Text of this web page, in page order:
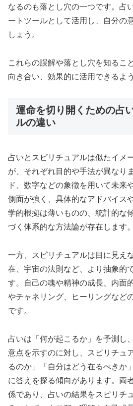
なるのも落とし穴の一つです。占
ートツールとして活用し、自分の
しょう。
これらの誤解や落とし穴を知るこ
向き合い、効果的に活用できるよ
運命を切り開くための占
ルの違い
占いとスピリチュアルは似たイメ
が、それぞれ目的や手法が異なり
ド、数字などの象徴を用いて未来
側面が強く、具体的なアドバイス
学的根拠は薄いものの、統計的な
づく体系的な方法論が存在します。
一方、スピリチュアルは目に見え
在、宇宙の法則など、より抽象的
す。自己の魂や精神の成長、内面
やチャネリング、ヒーリングなど
です。
占いは「何が起こるか」を予測し
意点を示すのに対し、スピリチュ
るのか」「自分はどう在るべきか
に答えを探る傾向があります。両
係であり、占いの結果をスピリチ